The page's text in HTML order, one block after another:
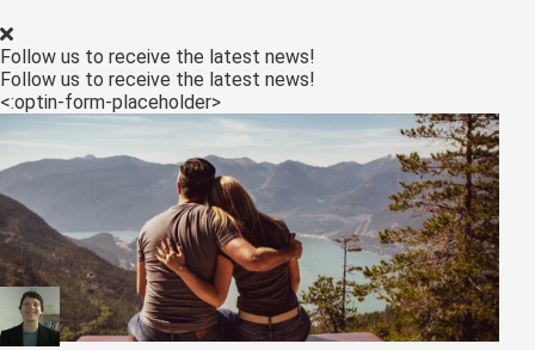
Follow us to receive the latest news!
Follow us to receive the latest news!
<:optin-form-placeholder>